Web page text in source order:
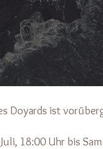
Doyards ist
18:00 Uhr bis